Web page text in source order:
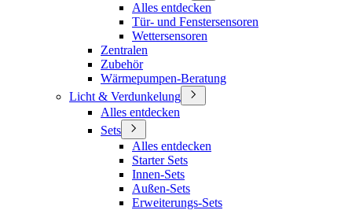
Alles entdecken
Tür- und Fenstersensoren
Wettersensoren
Zentralen
Zubehör
Wärmepumpen-Beratung
Licht & Verdunkelung
Alles entdecken
Sets
Alles entdecken
Starter Sets
Innen-Sets
Außen-Sets
Erweiterungs-Sets